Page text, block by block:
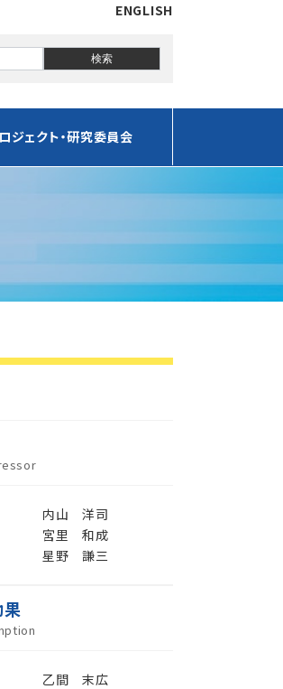
ENGLISH
ジェクト・研究委員会
内山 洋司
宮里 和成
星野 謙三
乙間 末広